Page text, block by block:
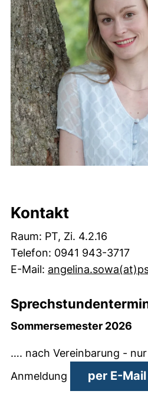
Kontakt
Raum: PT, Zi. 4.2.16
Telefon: 0941 943-3717
E-Mail:
Sommersemester 2026
…. nach Vereinbarung -
Anmeldung
per E-Mail